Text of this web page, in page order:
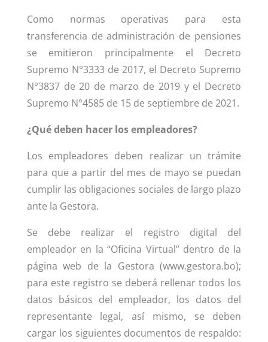
Como normas operativas para esta
transferencia de administración de pensiones
se emitieron principalmente el Decreto
Supremo N°3333 de 2017, el Decreto Supremo
N°3837 de 20 de marzo de 2019 y el Decreto
Supremo N°4585 de 15 de septiembre de 2021.
¿Qué deben hacer los empleadores?
Los empleadores deben realizar un trámite
para que a partir del mes de mayo se puedan
cumplir las obligaciones sociales de largo plazo
ante la Gestora.
Se debe realizar el registro digital del
empleador en la “Oficina Virtual” dentro de la
página web de la Gestora (www.gestora.bo);
para este registro se deberá rellenar todos los
datos básicos del empleador, los datos del
representante legal, así mismo, se deben
cargar los siguientes documentos de respaldo: